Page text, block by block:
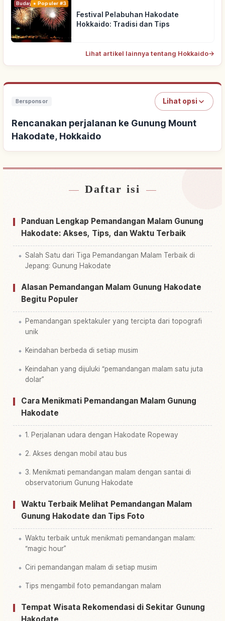
Budaya Tradisional
Populer #3
Festival Pelabuhan Hakodate
Hokkaido: Tradisi dan Tips
Lihat artikel lainnya tentang Hokkaido→
Bersponsor Lihat opsi
Rencanakan perjalanan ke Gunung Mount
Hakodate, Hokkaido
Cari penginapan dekat Gunung Mount
Cari aktivitas di Gunung Mount Hakodate,
Hokkaido
Daftar isi
Panduan Lengkap Pemandangan Malam Gunung
Hakodate: Akses, Tips, dan Waktu Terbaik
Salah Satu dari Tiga Pemandangan Malam Terbaik di
Jepang: Gunung Hakodate
Alasan Pemandangan Malam Gunung Hakodate
Begitu Populer
Pemandangan spektakuler yang tercipta dari topografi
unik
Keindahan berbeda di setiap musim
Keindahan yang dijuluki “pemandangan malam satu juta
dolar”
Cara Menikmati Pemandangan Malam Gunung
Hakodate
1. Perjalanan udara dengan Hakodate Ropeway
2. Akses dengan mobil atau bus
3. Menikmati pemandangan malam dengan santai di
observatorium Gunung Hakodate
Waktu Terbaik Melihat Pemandangan Malam
Gunung Hakodate dan Tips Foto
Waktu terbaik untuk menikmati pemandangan malam:
“magic hour”
Ciri pemandangan malam di setiap musim
Tips mengambil foto pemandangan malam
Tempat Wisata Rekomendasi di Sekitar Gunung